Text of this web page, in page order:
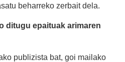
beharreko zerbait dela.
ditugu epaituak arimaren
publizista bat, goi mailako